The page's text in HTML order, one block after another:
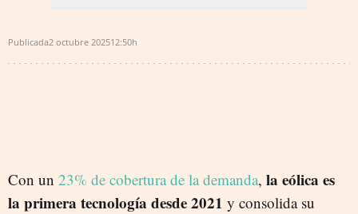
Publicada2 octubre 202512:50h
Con un 23% de cobertura de la demanda, la eólica es
la primera tecnología desde 2021 y consolida su